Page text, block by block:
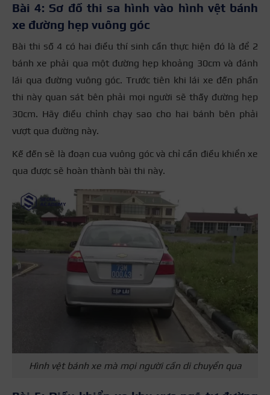
Bài 4: Sơ đồ thi sa hình vào hình vệt bánh
xe đường hẹp vuông góc
Bài thi số 4 có hai điều thí sinh cần thực hiện đó là để 2
bánh xe phải qua một đường hẹp khoảng 30cm và đánh
lái qua đường vuông góc. Trước tiên khi lái xe đến phần
thi này quan sát bên phải mọi người sẽ thấy đường hẹp
30cm. Hãy điều chỉnh chạy sao cho hai bánh bên phải
vượt qua đường này.
Kế đến sẽ là đoạn cua vuông góc và chỉ cần điều khiển xe
qua được sẽ hoàn thành bài thi này.
Hình vệt bánh xe mà mọi người cần di chuyển qua